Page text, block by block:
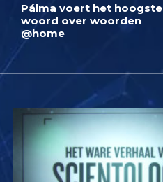
Pálma voert het hoogste
woord over woorden
@home